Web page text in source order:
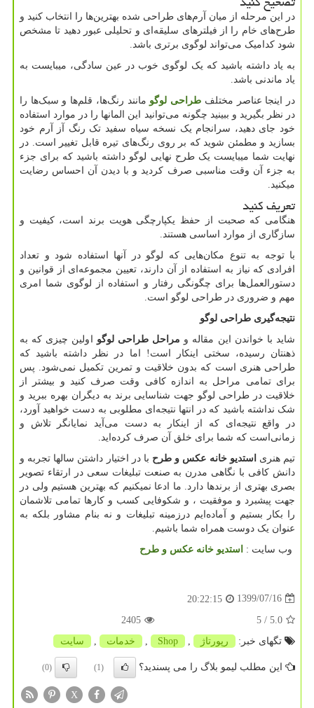
در این مرحله از میان آرم‌های طراحی شده بهترین‌ها را انتخاب کنید و
طرح‌های خام را از فیلترهای سلیقه‌ای و تحلیلی عبور دهید تا مشخص
شود کدامیک می‌تواند لوگوی برتری باشد.
به یاد داشته باشید که یک لوگوی خوب در عین سادگی، میبایست به
یاد ماندنی باشد.
در اینجا عناصر مختلف طراحی لوگو مانند رنگ‌ها، قلم‌ها و سبک‌ها را
در نظر بگیرید و ببینید چگونه می‌توانید این المانها را در موارد استفاده
خود جای دهید، سرانجام یک نسخه سیاه سفید تک رنگ آز آرم خود
بسازید و مطمئن شوید که بر روی رنگ‌های تیره قابل تغییر است‌. در
نهایت شما میبایست یک طرح نهایی لوگو داشته باشید که برای جزء
به جزء آن وقت مناسبی صرف کردید و با دیدن آن احساس رضایت
میکنید.
تعریف کنید
هنگامی که صحبت از حفظ یکپارچگی هویت برند است، کیفیت و
سازگاری از موارد اساسی هستند.
با توجه به تنوع مکان‌هایی که لوگو در آنها استفاده شود و تعداد
افرادی که نیاز به استفاده از آن دارند، تعیین مجموعه‌ای از قوانین و
دستورالعمل‌ها برای چگونگی رفتار و استفاده از لوگوی شما امری
مهم و ضروری در طراحی لوگو است.
نتیجه‌گیری طراحی لوگو
شاید با خواندن این مقاله و مراحل طراحی لوگو اولین چیزی که به
ذهنتان رسیده، سختی اینکار است! اما در نظر داشته باشید که
طراحی هنری است که بدون خلاقیت و تمرین تکمیل نمی‌شود. پس
برای تمامی مراحل به اندازه کافی وقت صرف کنید و بیشتر از
خلاقیت در طراحی لوگو جهت شناسایی برند به دیگران بهره ببرید و
شک نداشته باشید که در انتها نتیجه‌ای مطلوبی به دست خواهید آورد،
در واقع نتیجه‌ای که از اینکار به دست می‌آید نمایانگر تلاش و
زمانی‌است که شما برای خلق آن صرف کرده‌اید.
تیم هنری استدیو خانه عکس و طرح با در اختیار داشتن سالها تجربه و
دانش کافی با نگاهی مدرن به صنعت تبلیغات سعی در ارتقاء تصویر
بصری بهتری از برندها دارد. ما ادعا نمیکنیم که بهترین هستیم ولی در
جهت پیشبرد و موفقیت ، و شکوفایی کسب و کارها تمامی تلاشمان
را بکار بستیم و آماده‌ایم درزمینه تبلیغات و نه بنام مشاور بلکه به
عنوان یک دوست همراه شما باشیم.
وب سایت : استدیو خانه عکس و طرح
1399/07/16
20:22:15
5.0
/ 5
2405
تگهای خبر:
رپورتاژ ,
Shop
, خدمات , سایت
این مطلب لیمو بلاگ را می پسندید؟ (1)
(0)
X